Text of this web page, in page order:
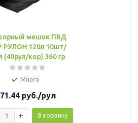
мешок ПВД
РУЛОН 120л 10шт/
(40рул/кор) 360 гр
Много
71.44руб./рул
В корзину